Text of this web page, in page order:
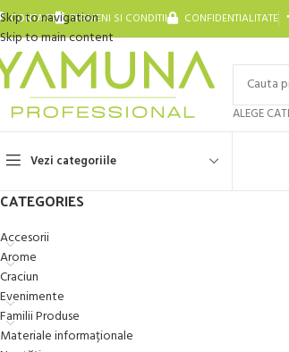
Skip to navigation
Skip to main content
CONTACT TERMENI SI CONDITII CONFIDENTIALITATE
ALEGE
Vezi categoriile
CATEGORIES
Accesorii
Arome
Craciun
Evenimente
Familii Produse
Materiale informaționale